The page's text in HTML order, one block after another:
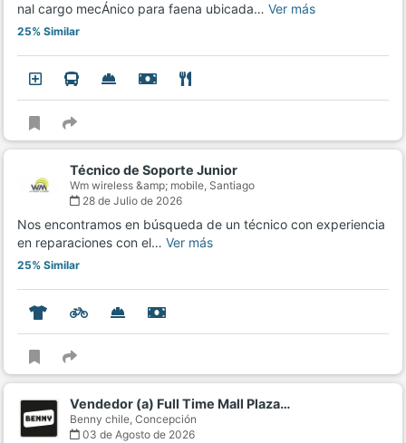
nal cargo mecÁnico para faena ubicada… Ver más
25% Similar
Técnico de Soporte Junior
Wm wireless &amp; mobile, Santiago
28 de Julio de 2026
Nos encontramos en búsqueda de un técnico con experiencia
en reparaciones con el… Ver más
25% Similar
Vendedor (a) Full Time Mall Plaza…
Benny chile, Concepción
03 de Agosto de 2026